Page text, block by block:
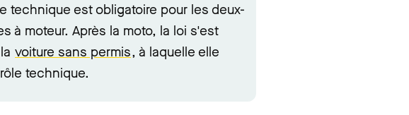
technique est obligatoire pour les deux-
à moteur. Après la moto, la loi s'est
voiture sans permis, à laquelle elle
technique.